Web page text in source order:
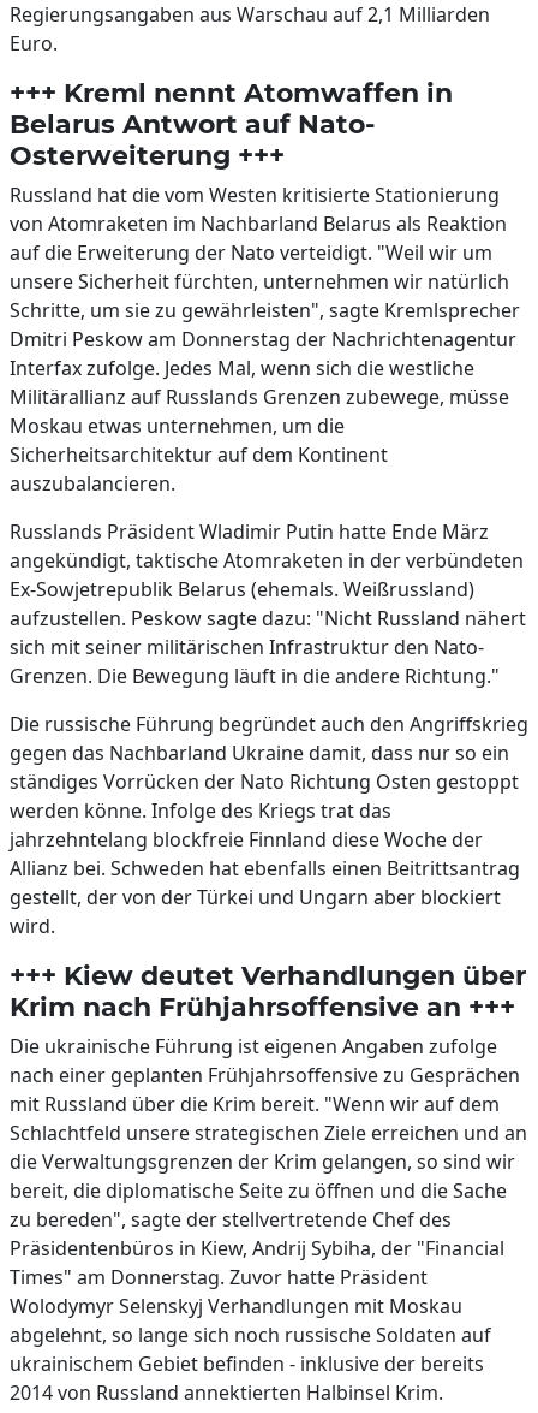
Regierungsangaben aus Warschau auf 2,1 Milliarden
Euro.
+++ Kreml nennt Atomwaffen in
Belarus Antwort auf Nato-
Osterweiterung +++
Russland hat die vom Westen kritisierte Stationierung
von Atomraketen im Nachbarland Belarus als Reaktion
auf die Erweiterung der Nato verteidigt. "Weil wir um
unsere Sicherheit fürchten, unternehmen wir natürlich
Schritte, um sie zu gewährleisten", sagte Kremlsprecher
Dmitri Peskow am Donnerstag der Nachrichtenagentur
Interfax zufolge. Jedes Mal, wenn sich die westliche
Militärallianz auf Russlands Grenzen zubewege, müsse
Moskau etwas unternehmen, um die
Sicherheitsarchitektur auf dem Kontinent
auszubalancieren.
Russlands Präsident Wladimir Putin hatte Ende März
angekündigt, taktische Atomraketen in der verbündeten
Ex-Sowjetrepublik Belarus (ehemals. Weißrussland)
aufzustellen. Peskow sagte dazu: "Nicht Russland nähert
sich mit seiner militärischen Infrastruktur den Nato-
Grenzen. Die Bewegung läuft in die andere Richtung."
Die russische Führung begründet auch den Angriffskrieg
gegen das Nachbarland Ukraine damit, dass nur so ein
ständiges Vorrücken der Nato Richtung Osten gestoppt
werden könne. Infolge des Kriegs trat das
jahrzehntelang blockfreie Finnland diese Woche der
Allianz bei. Schweden hat ebenfalls einen Beitrittsantrag
gestellt, der von der Türkei und Ungarn aber blockiert
wird.
+++ Kiew deutet Verhandlungen über
Krim nach Frühjahrsoffensive an +++
Die ukrainische Führung ist eigenen Angaben zufolge
nach einer geplanten Frühjahrsoffensive zu Gesprächen
mit Russland über die Krim bereit. "Wenn wir auf dem
Schlachtfeld unsere strategischen Ziele erreichen und an
die Verwaltungsgrenzen der Krim gelangen, so sind wir
bereit, die diplomatische Seite zu öffnen und die Sache
zu bereden", sagte der stellvertretende Chef des
Präsidentenbüros in Kiew, Andrij Sybiha, der "Financial
Times" am Donnerstag. Zuvor hatte Präsident
Wolodymyr Selenskyj Verhandlungen mit Moskau
abgelehnt, so lange sich noch russische Soldaten auf
ukrainischem Gebiet befinden - inklusive der bereits
2014 von Russland annektierten Halbinsel Krim.